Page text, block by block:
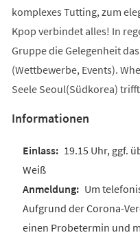
komplexes Tutting, zum
Kpop verbindet alles! In
Gruppe die Gelegenheit
(Wettbewerbe, Events).
Seele Seoul(Südkorea)
Informationen
19.15 Uhr, ggf.
Weiß
Um
Aufgrund der Corona-
einen Probetermin und